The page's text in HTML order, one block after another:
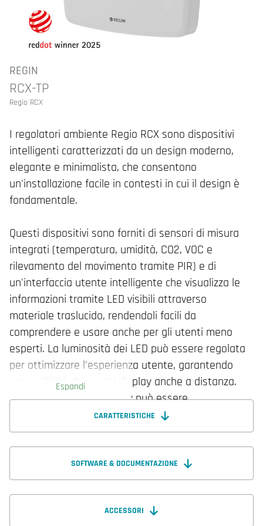
REGIN
RCX-TP
Regio RCX
I regolatori ambiente Regio RCX sono dispositivi
intelligenti caratterizzati da un design moderno,
elegante e minimalista, che consentono
un'installazione facile in contesti in cui il design è
fondamentale.
Questi dispositivi sono forniti di sensori di misura
integrati (temperatura, umidità, CO2, VOC e
rilevamento del movimento tramite PIR) e di
un'interfaccia utente intelligente che visualizza le
informazioni tramite LED visibili attraverso
materiale traslucido, rendendoli facili da
comprendere e usare anche per gli utenti meno
esperti. La luminosità dei LED può essere regolata
per ottimizzare l'esperienza utente, garantendo
una visibilità chiara del display anche a distanza.
Durante la notte, il display può essere
completamente spento o attenuato.
Attraverso un sistema di controllo basato sulla
domanda, è possibile raggiungere un comfort
ottimale riducendo al contempo il consumo
energetico negli edifici sostenibili del futuro. Il
regolatore ambiente RCX presenta un'applicazione
Espandi
CARATTERISTICHE
SOFTWARE & DOCUMENTAZIONE
ACCESSORI